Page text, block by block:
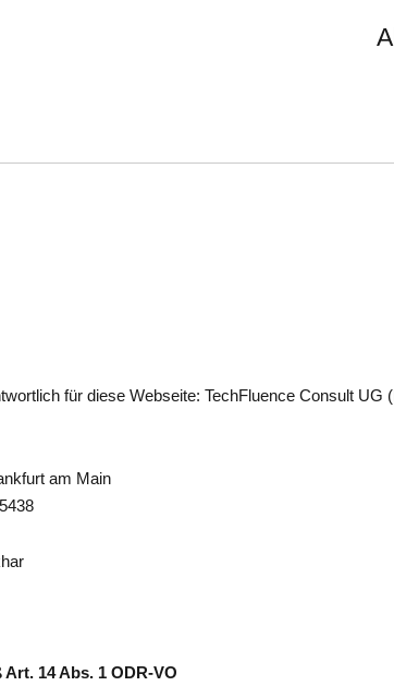
für diese Webseite: TechFluence Consult
am Main
14 Abs. 1 ODR-VO